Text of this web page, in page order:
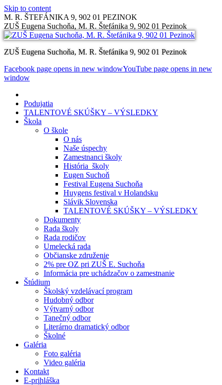
Skip to content
M. R. ŠTEFÁNIKA 9, 902 01 PEZINOK
ZUŠ Eugena Suchoňa, M. R. Štefánika 9, 902 01 Pezinok
ZUŠ Eugena Suchoňa, M. R. Štefánika 9, 902 01 Pezinok
Facebook page opens in new windowYouTube page opens in new
window
Podujatia
TALENTOVÉ SKÚŠKY – VÝSLEDKY
Škola
O škole
O nás
Naše úspechy
Zamestnanci školy
História školy
Eugen Suchoň
Festival Eugena Suchoňa
Huygens festival v Holandsku
Slávik Slovenska
TALENTOVÉ SKÚŠKY – VÝSLEDKY
Dokumenty
Rada školy
Rada rodičov
Umelecká rada
Občianske združenie
2% pre OZ pri ZUŠ E. Suchoňa
Informácia pre uchádzačov o zamestnanie
Štúdium
Školský vzdelávací program
Hudobný odbor
Výtvarný odbor
Tanečný odbor
Literárno dramatický odbor
Školné
Galéria
Foto galéria
Video galéria
Kontakt
E-prihláška